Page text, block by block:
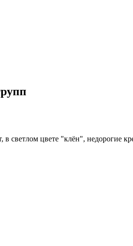
цвете "клён", недорогие